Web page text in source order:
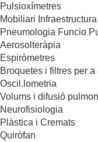
Pulsioxímetres
Mobiliari
Pneumologia Funcio
Aerosolteràpia
Espiròmetres
Broquetes i filtres per a
Oscil.lometria
Volums i difusió
Neurofisiologia
Plàstica i Cremats
Quiròfan